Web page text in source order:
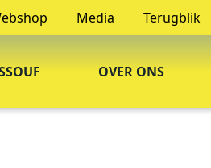
Media Terugblik
OVER ONS